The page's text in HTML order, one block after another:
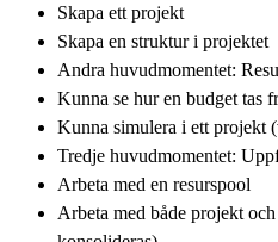
Skapa ett projekt
Skapa en struktur i projektet
Andra huvudmomentet:
Kunna se hur en budget tas
Kunna simulera i ett projekt
Tredje huvudmomentet:
Arbeta med en resurspool
Arbeta med både projekt